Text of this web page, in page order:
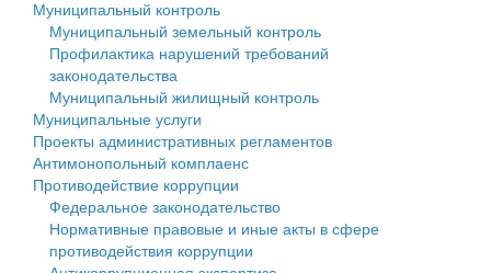
Персональные данные
Оценка регулирующего воздействия
Деятельность МУ
Нормативы градостроительного проектирования
Правила землепользования и застройки
Генеральные планы
Муниципальный контроль
Муниципальный земельный контроль
Профилактика нарушений требований
законодательства
Муниципальный жилищный контроль
Муниципальные услуги
Проекты административных регламентов
Антимонопольный комплаенс
Противодействие коррупции
Федеральное законодательство
Нормативные правовые и иные акты в сфере
противодействия коррупции